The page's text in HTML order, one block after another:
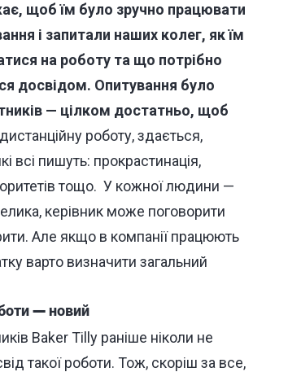
щоб їм було зручно працювати
і запитали наших колег, як їм
на роботу та що потрібно
досвідом. Опитування було
— цілком достатньо, щоб
роботу, здається,
всі пишуть: прокрастинація,
тощо. У кожної людини —
керівник може поговорити
Але якщо в компанії працюють
варто визначити загальний
—новий
Baker Tilly раніше ніколи не
такої роботи. Тож, скоріш за все,